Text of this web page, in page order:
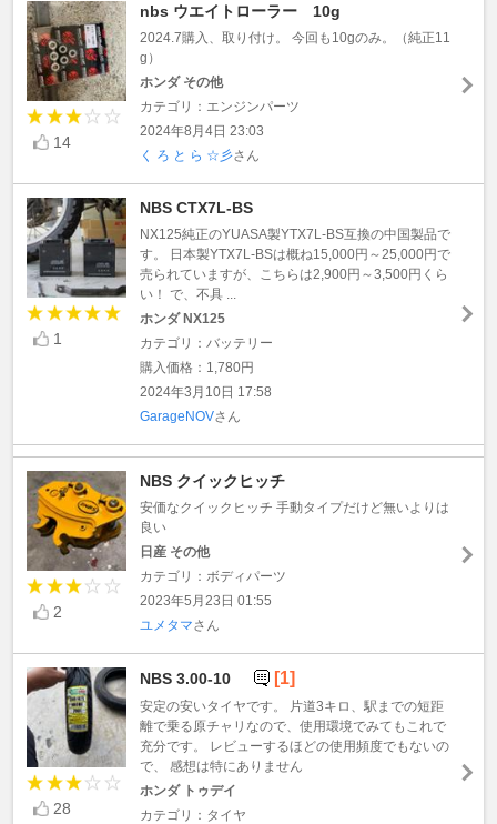
14
nbs ウエイトローラー 10g
2024.7購入、取り付け。 今回も10gのみ。（純正11
g）
ホンダ その他
カテゴリ：エンジンパーツ
2024年8月4日 23:03
く ろ と ら ☆彡さん
1
NBS CTX7L-BS
NX125純正のYUASA製YTX7L-BS互換の中国製品で
す。 日本製YTX7L-BSは概ね15,000円～25,000円で
売られていますが、こちらは2,900円～3,500円くら
い！ で、不具 ...
ホンダ NX125
カテゴリ：バッテリー
購入価格：1,780円
2024年3月10日 17:58
GarageNOVさん
2
NBS クイックヒッチ
安価なクイックヒッチ 手動タイプだけど無いよりは
良い
日産 その他
カテゴリ：ボディパーツ
2023年5月23日 01:55
ユメタマさん
28
NBS 3.00-10 [1]
安定の安いタイヤです。 片道3キロ、駅までの短距
離で乗る原チャリなので、使用環境でみてもこれで
充分です。 レビューするほどの使用頻度でもないの
で、 感想は特にありません
ホンダ トゥデイ
カテゴリ：タイヤ